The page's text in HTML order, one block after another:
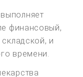
финансовый,
и
времени.